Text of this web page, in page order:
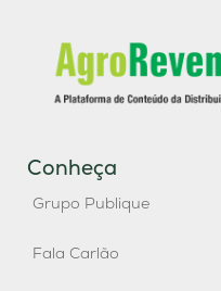
Conheça
Grupo Publique
Fala Carlão